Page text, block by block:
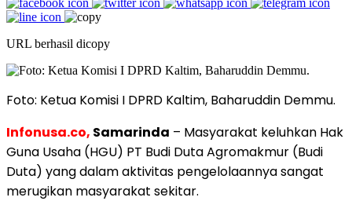
URL berhasil dicopy
Foto: Ketua Komisi I DPRD Kaltim, Baharuddin Demmu.
Infonusa.co, Samarinda – Masyarakat keluhkan Hak
Guna Usaha (HGU) PT Budi Duta Agromakmur (Budi
Duta) yang dalam aktivitas pengelolaannya sangat
merugikan masyarakat sekitar.